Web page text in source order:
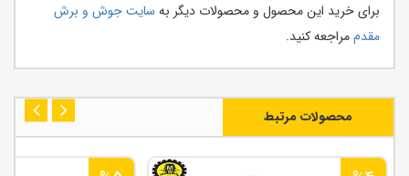
برای خرید این محصول و محصولات دیگر به سایت جوش و برش
مقدممراجعه کنید.
محصولات مرتبط